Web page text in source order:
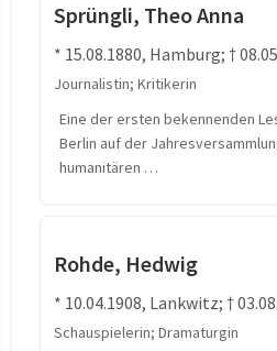
Sprüngli, Theo Anna
* 15.08.1880, Hamburg; †
Journalistin; Kritikerin
Eine der ersten bekennenden
Berlin auf der
humanitären …
Rohde, Hedwig
* 10.04.1908, Lankwitz; †
Schauspielerin; Dramaturgin